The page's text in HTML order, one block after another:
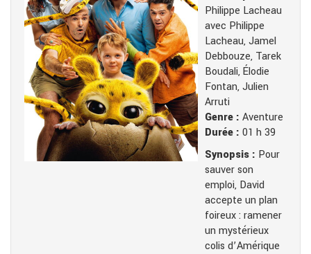
Philippe Lacheau
avec Philippe
Lacheau, Jamel
Debbouze, Tarek
Boudali, Élodie
Fontan, Julien
Arruti
Genre : Aventure
Durée : 01 h 39
Synopsis : Pour
sauver son
emploi, David
accepte un plan
foireux : ramener
un mystérieux
colis d’Amérique